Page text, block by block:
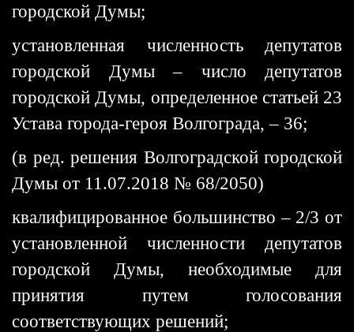
городской Думы;
установленная численность депутатов
городской Думы – число депутатов
городской Думы, определенное статьей 23
Устава города-героя Волгограда, – 36;
(в ред. решения Волгоградской городской
Думы от 11.07.2018 № 68/2050)
квалифицированное большинство – 2/3 от
установленной численности депутатов
городской Думы, необходимые для
принятия путем голосования
соответствующих решений;